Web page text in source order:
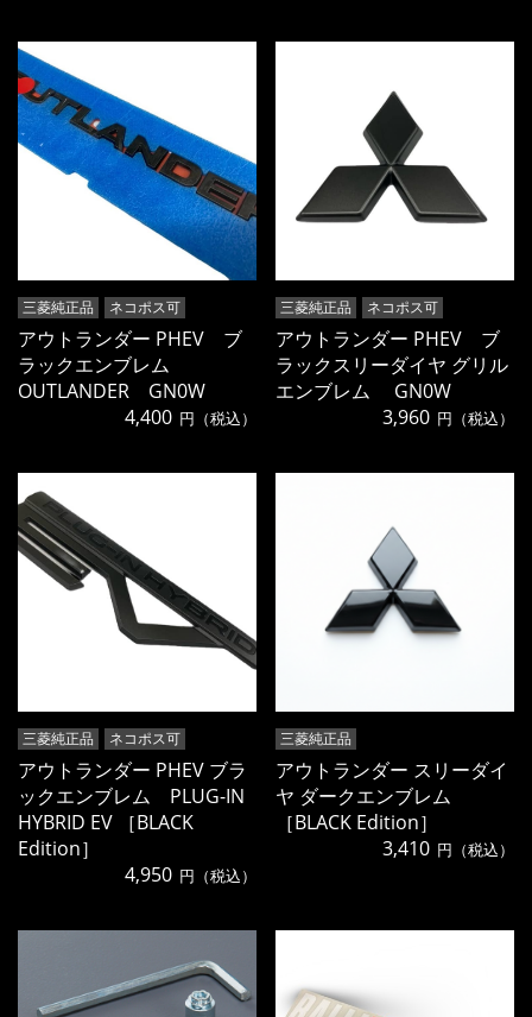
三菱純正品 ネコポス可
アウトランダー PHEV ブ
ラックエンブレム
OUTLANDER GN0W
4,400 円（税込）
三菱純正品 ネコポス可
アウトランダー PHEV ブ
ラックスリーダイヤ グリル
エンブレム GN0W
3,960 円（税込）
三菱純正品 ネコポス可
アウトランダー PHEV ブラ
ックエンブレム PLUG-IN
HYBRID EV ［BLACK
Edition］
4,950 円（税込）
三菱純正品
アウトランダー スリーダイ
ヤ ダークエンブレム
［BLACK Edition］
3,410 円（税込）